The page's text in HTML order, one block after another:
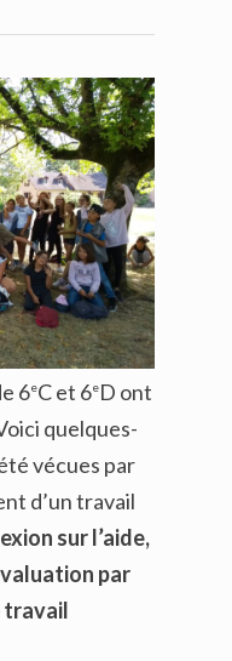
6eC et 6eD ont
quelques-
vécues par
d’un travail
sur l’aide,
par
travail